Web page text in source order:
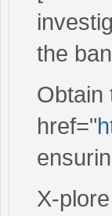
the
Obtain
href="
X-